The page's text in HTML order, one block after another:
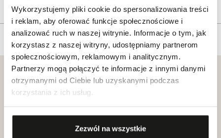
Wykorzystujemy pliki cookie do spersonalizowania treści
i reklam, aby oferować funkcje społecznościowe i
analizować ruch w naszej witrynie. Informacje o tym, jak
korzystasz z naszej witryny, udostępniamy partnerom
społecznościowym, reklamowym i analitycznym.
Partnerzy mogą połączyć te informacje z innymi danymi
otrzymanymi od Ciebie lub uzyskanymi podczas
korzystania z ich usług.
Zezwól na wszystkie
Tagi
Klub dla
Przyjaciół
Katalogi
W.KRUK